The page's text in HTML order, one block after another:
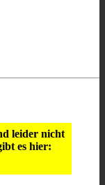
leider nicht
es hier: